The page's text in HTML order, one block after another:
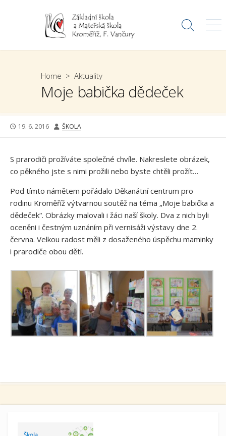
Search
Home > Aktuality
Moje babička dědeček
PUBLISHED
19. 6. 2016 AUTHOR
ŠKOLA
S prarodiči prožíváte společné chvíle. Nakreslete obrázek,
co pěkného jste s nimi prožili nebo byste chtěli prožít…
Pod tímto námětem pořádalo Děkanátní centrum pro
rodinu Kroměříž výtvarnou soutěž na téma „Moje babička a
dědeček“. Obrázky malovali i žáci naší školy. Dva z nich byli
oceněni i čestným uznáním při vernisáži výstavy dne 2.
června. Velkou radost měli z dosaženého úspěchu maminky
i prarodiče obou dětí.